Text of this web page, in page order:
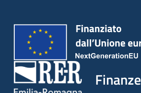
Finanze